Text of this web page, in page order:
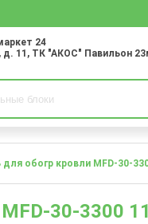
24
д. 11 , ТК "АКОС" Павильон
обогр кровли MFD-30-
30-3300